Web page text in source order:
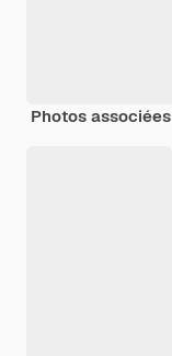
Photos associées